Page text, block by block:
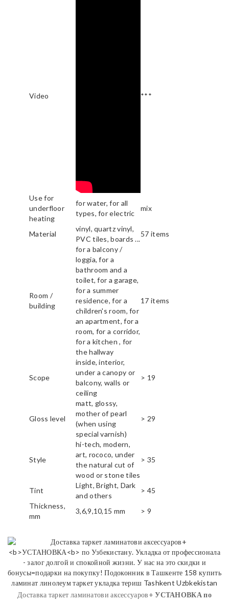
Video ***
Use for
underfloor
heating
for water, for all
types, for electric
mix
Material
vinyl, quartz vinyl,
PVC tiles, boards ...
57 items
Room /
building
for a balcony /
loggia, for a
bathroom and a
toilet, for a garage,
for a summer
residence, for a
children's room, for
an apartment, for a
room, for a corridor,
for a kitchen , for
the hallway
17 items
Scope
inside, interior,
under a canopy or
balcony, walls or
ceiling
> 19
Gloss level
matt, glossy,
mother of pearl
(when using
special varnish)
> 29
Style
hi-tech, modern,
art, rococo, under
the natural cut of
wood or stone tiles
> 35
Tint
Light, Bright, Dark
and others
> 45
Thickness,
mm
3,6,9,10,15 mm > 9
Доставка таркет ламинатови аксессуаров+УСТАНОВКАпо